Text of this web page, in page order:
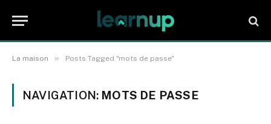
La maison » Posts Tagged "mots de passe"
NAVIGATION: MOTS DE PASSE